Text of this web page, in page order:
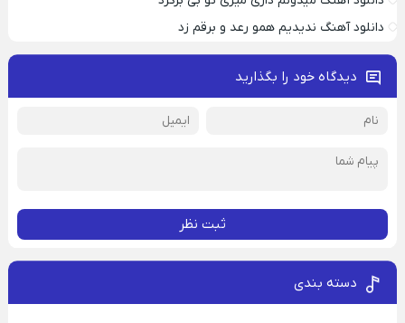
دانلود آهنگ ندیدیم همو رعد و برقم زد
دیدگاه خود را بگذارید
ثبت نظر
دسته بندی